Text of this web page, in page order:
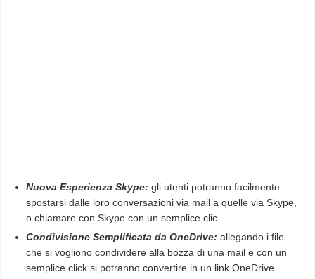
Nuova Esperienza Skype: gli utenti potranno facilmente
spostarsi dalle loro conversazioni via mail a quelle via Skype,
o chiamare con Skype con un semplice clic
Condivisione Semplificata da OneDrive:allegando i file
che si vogliono condividere alla bozza di una mail e con un
semplice click si potranno convertire in un link OneDrive